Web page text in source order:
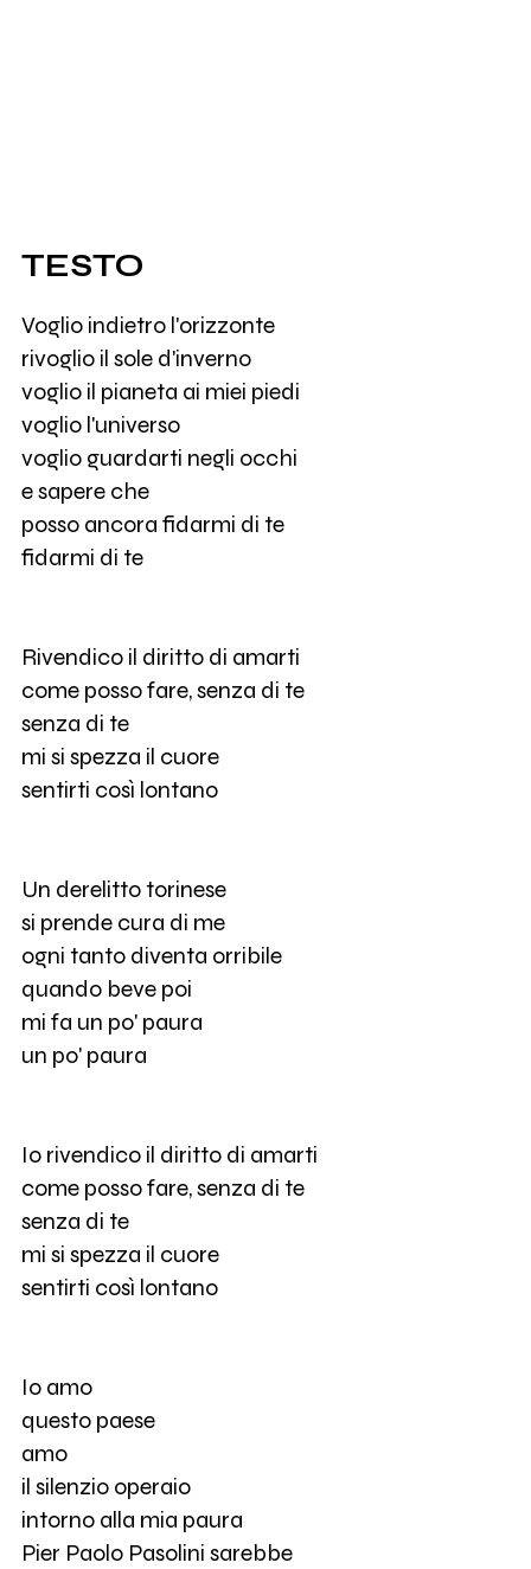
TESTO
Voglio indietro l'orizzonte
rivoglio il sole d'inverno
voglio il pianeta ai miei piedi
voglio l'universo
voglio guardarti negli occhi
e sapere che
posso ancora fidarmi di te
fidarmi di te
Rivendico il diritto di amarti
come posso fare, senza di te
senza di te
mi si spezza il cuore
sentirti così lontano
Un derelitto torinese
si prende cura di me
ogni tanto diventa orribile
quando beve poi
mi fa un po' paura
un po' paura
Io rivendico il diritto di amarti
come posso fare, senza di te
senza di te
mi si spezza il cuore
sentirti così lontano
Io amo
questo paese
amo
il silenzio operaio
intorno alla mia paura
Pier Paolo Pasolini sarebbe